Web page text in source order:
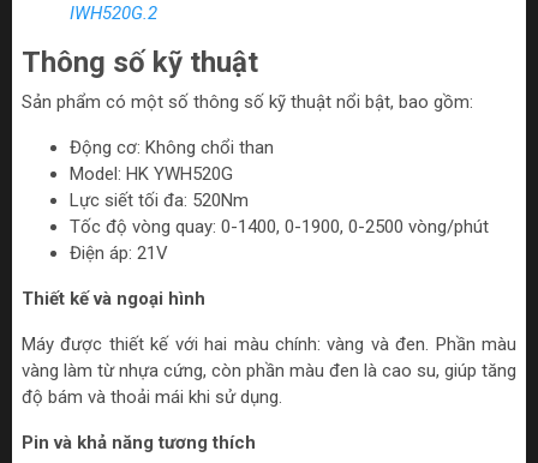
IWH520G.2
Thông số kỹ thuật
Sản phẩm có một số thông số kỹ thuật nổi bật, bao gồm:
Động cơ: Không chổi than
Model: HK YWH520G
Lực siết tối đa: 520Nm
Tốc độ vòng quay: 0-1400, 0-1900, 0-2500 vòng/phút
Điện áp: 21V
Thiết kế và ngoại hình
Máy được thiết kế với hai màu chính: vàng và đen. Phần màu
vàng làm từ nhựa cứng, còn phần màu đen là cao su, giúp tăng
độ bám và thoải mái khi sử dụng.
Pin và khả năng tương thích